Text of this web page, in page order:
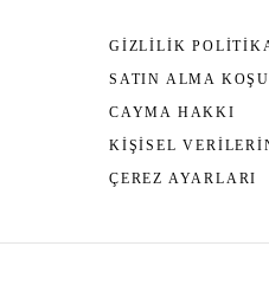
GİZLİLİK
SATIN ALMA
CAYMA HAKKI
KİŞİSEL
ÇEREZ AYARLARI